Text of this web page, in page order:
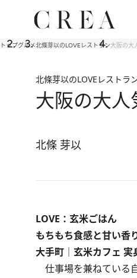
トップグルメ北條芽以のLOVEレストラン大阪の大
北條芽以のLOVEレストラ
大阪の大
北條 芽以
LOVE：玄米ごはん
もちもち食感と甘い香
大手町｜玄米カフェ 実
仕事場を兼ねている